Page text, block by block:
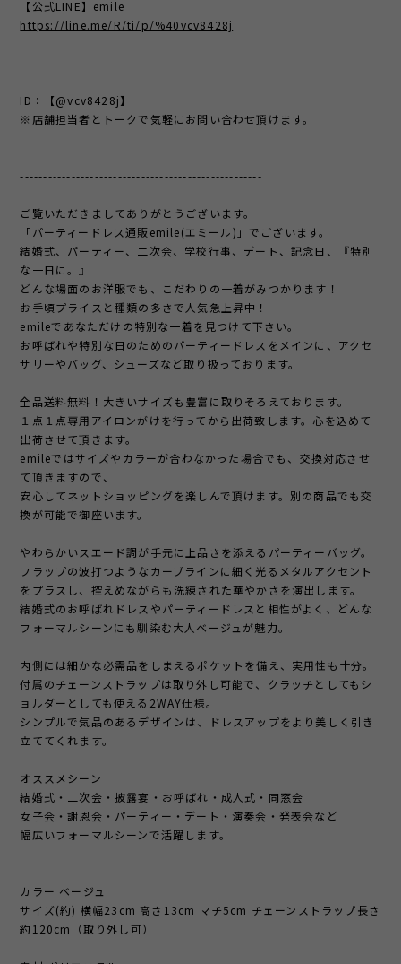
【公式LINE】emile
https://line.me/R/ti/p/%40vcv8428j
ID：【@vcv8428j】
※店舗担当者とトークで気軽にお問い合わせ頂けます。
----------------------------------------------------
ご覧いただきましてありがとうございます。
「パーティードレス通販emile(エミール)」でございます。
結婚式、パーティー、二次会、学校行事、デート、記念日、『特別
な一日に。』
どんな場面のお洋服でも、こだわりの一着がみつかります！
お手頃プライスと種類の多さで人気急上昇中！
emileであなただけの特別な一着を見つけて下さい。
お呼ばれや特別な日のためのパーティードレスをメインに、アクセ
サリーやバッグ、シューズなど取り扱っております。
全品送料無料！大きいサイズも豊富に取りそろえております。
１点１点専用アイロンがけを行ってから出荷致します。心を込めて
出荷させて頂きます。
emileではサイズやカラーが合わなかった場合でも、交換対応させ
て頂きますので、
安心してネットショッピングを楽しんで頂けます。別の商品でも交
換が可能で御座います。
やわらかいスエード調が手元に上品さを添えるパーティーバッグ。
フラップの波打つようなカーブラインに細く光るメタルアクセント
をプラスし、控えめながらも洗練された華やかさを演出します。
結婚式のお呼ばれドレスやパーティードレスと相性がよく、どんな
フォーマルシーンにも馴染む大人ベージュが魅力。
内側には細かな必需品をしまえるポケットを備え、実用性も十分。
付属のチェーンストラップは取り外し可能で、クラッチとしてもシ
ョルダーとしても使える2WAY仕様。
シンプルで気品のあるデザインは、ドレスアップをより美しく引き
立ててくれます。
オススメシーン
結婚式・二次会・披露宴・お呼ばれ・成人式・同窓会
女子会・謝恩会・パーティー・デート・演奏会・発表会など
幅広いフォーマルシーンで活躍します。
カラー ベージュ
サイズ(約) 横幅23cm 高さ13cm マチ5cm チェーンストラップ長さ
約120cm（取り外し可）